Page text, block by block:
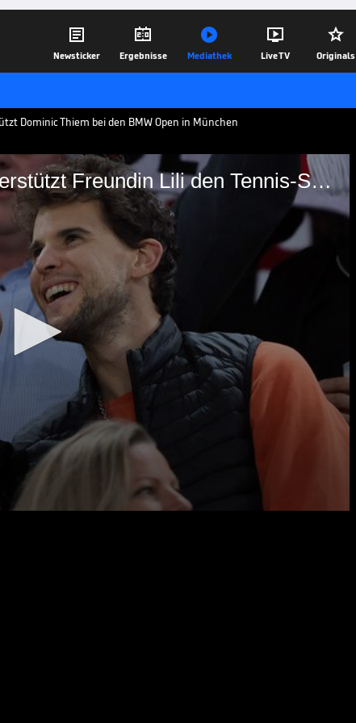

Newsticker

Ergebnisse

Mediathek

Live TV

Originals
Dominic Thiem bei den BMW Open in München
Thiems Liebesglück: Hier unterstützt Freundin Lili den Tennis-Star
unterstützt Freundin
Open in München im Einsatz.
19.04.23